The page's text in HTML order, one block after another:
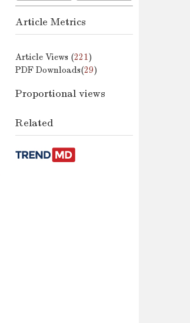
Article Metrics
Article Views (221)
PDF Downloads(29)
Proportional views
Related